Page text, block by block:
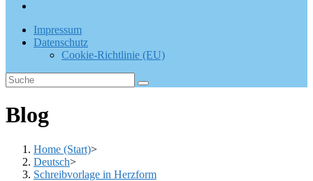
Impressum
Datenschutz
Cookie-Richtlinie (EU)
Blog
Home (Start)>
Deutsch>
Schreibvorlage in Herzform